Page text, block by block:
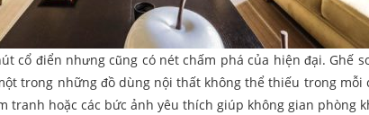
cổ điển nhưng cũng có nét chấm phá của hiện đại. Ghế
trong những đồ dùng nội thất không thể thiếu trong mỗi
tranh hoặc các bức ảnh yêu thích giúp không gian phòng